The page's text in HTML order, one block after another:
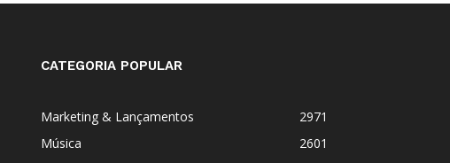
CATEGORIA POPULAR
Marketing & Lançamentos
2971
Música
2601